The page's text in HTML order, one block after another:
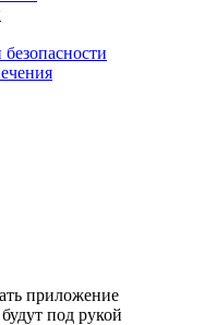
приложение
под рукой